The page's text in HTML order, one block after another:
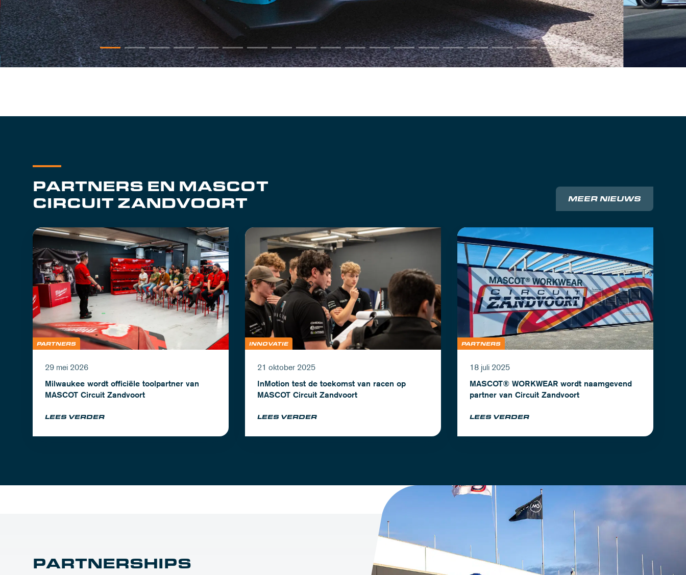
PARTNERS EN MASCOT
CIRCUIT ZANDVOORT
MEER NIEUWS
PARTNERS
29 mei 2026
Milwaukee wordt officiële toolpartner van
MASCOT Circuit Zandvoort
LEES VERDER
INNOVATIE
21 oktober 2025
InMotion test de toekomst van racen op
MASCOT Circuit Zandvoort
LEES VERDER
PARTNERS
18 juli 2025
MASCOT® WORKWEAR wordt naamgevend
partner van Circuit Zandvoort
LEES VERDER
PARTNERSHIPS